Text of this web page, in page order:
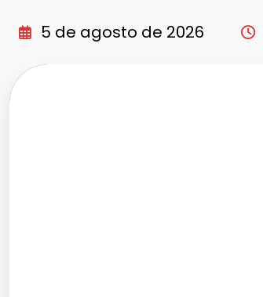
para
conteúdo
5 de agosto de 2026